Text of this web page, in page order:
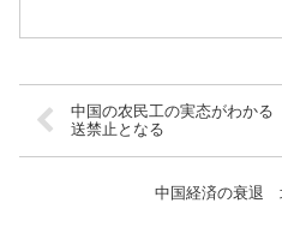
中国の农民工の実态がわかる
送禁止となる
中国経済の衰退